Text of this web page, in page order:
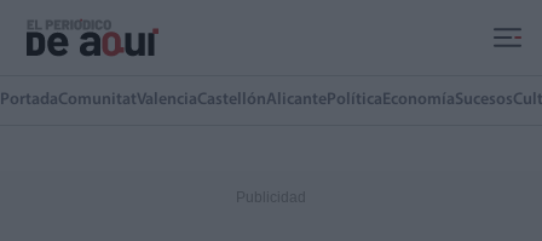
PortadaComunitatValenciaCastellónAlicante Política EconomíaSucesos